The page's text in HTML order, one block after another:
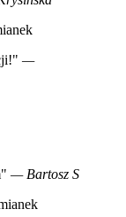
—
— Bartosz S